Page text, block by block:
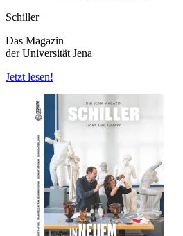
Schiller
Das Magazin
der Universität Jena
Jetzt lesen!